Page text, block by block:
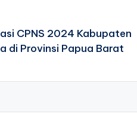
CPNS 2024 Kabupaten
di Provinsi Papua Barat